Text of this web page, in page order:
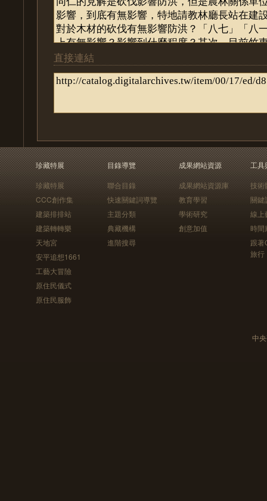
直接連結
珍藏特展
珍藏特展
CCC創作集
建築排排站
建築轉轉樂
天地宮
安平追想1661
工藝大冒險
原住民儀式
原住民服飾
目錄導覽
聯合目錄
快速關鍵詞導覽
主題分類
典藏機構
進階搜尋
成果網站資源
成果網站資源庫
教育學習
學術研究
創意加值
工具
技術
關鍵
線上
時間
跟
旅行
中